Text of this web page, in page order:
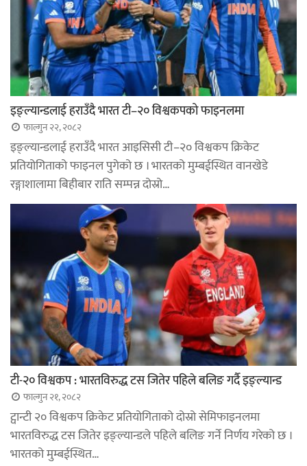
इङ्ल्यान्डलाई हराउँदै भारत टी–२० विश्वकपको फाइनलमा
फाल्गुन २२, २०८२
इङ्ल्यान्डलाई हराउँदै भारत आइसिसी टी–२० विश्वकप क्रिकेट
प्रतियोगिताको फाइनल पुगेको छ । भारतको मुम्बईस्थित वानखेडे
रङ्गाशालामा बिहीबार राति सम्पन्न दोस्रो…
टी-२० विश्वकप : भारतविरुद्ध टस जितेर पहिले बलिङ गर्दै इङ्ल्यान्ड
फाल्गुन २१, २०८२
ट्वान्टी २० विश्वकप क्रिकेट प्रतियोगिताको दोस्रो सेमिफाइनलमा
भारतविरुद्ध टस जितेर इङ्ल्यान्डले पहिले बलिङ गर्ने निर्णय गरेको छ ।
भारतको मुम्बईस्थित…